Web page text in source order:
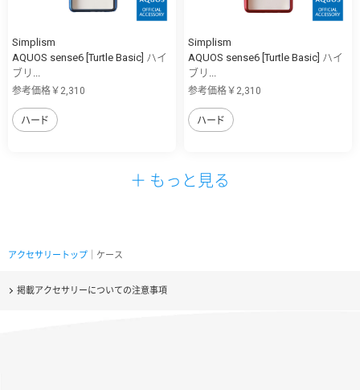
Simplism
AQUOS sense6 [Turtle Basic] ハイ
ブリ...
参考価格￥2,310
ハード
Simplism
AQUOS sense6 [Turtle Basic] ハイ
ブリ...
参考価格￥2,310
ハード
＋ もっと見る
アクセサリートップ ｜ケース
掲載アクセサリーについての注意事項